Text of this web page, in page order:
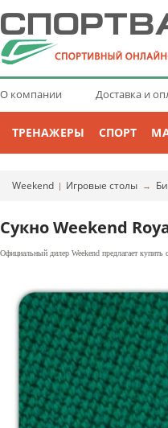
О компании Доставка и
ТРЕНАЖЕРЫ СПОРТ
Weekend | Игровые столы →
Сукно Weekend
Официальный дилер Weekend предлагает